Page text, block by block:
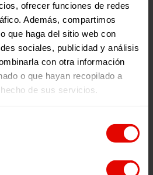
ofrecer funciones de redes
Además, compartimos
que haga del sitio web con
sociales, publicidad y análisis
con otra información
o que hayan recopilado a
de sus servicios.
relación)”, afirma.
delegación de Entreculturas
a laParroquia Madre de Dios
6. 11401 – Jerez de la Frontera
es
y en Twitter puedes